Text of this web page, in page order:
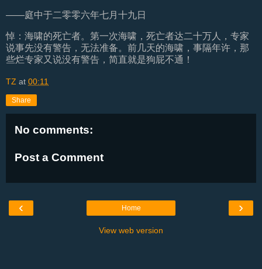
――庭中于二零零六年七月十九日
悼：海啸的死亡者。第一次海啸，死亡者达二十万人，专家
说事先没有警告，无法准备。前几天的海啸，事隔年许，那
些烂专家又说没有警告，简直就是狗屁不通！
TZ at 00:11
Share
No comments:
Post a Comment
‹ ›
Home
View web version